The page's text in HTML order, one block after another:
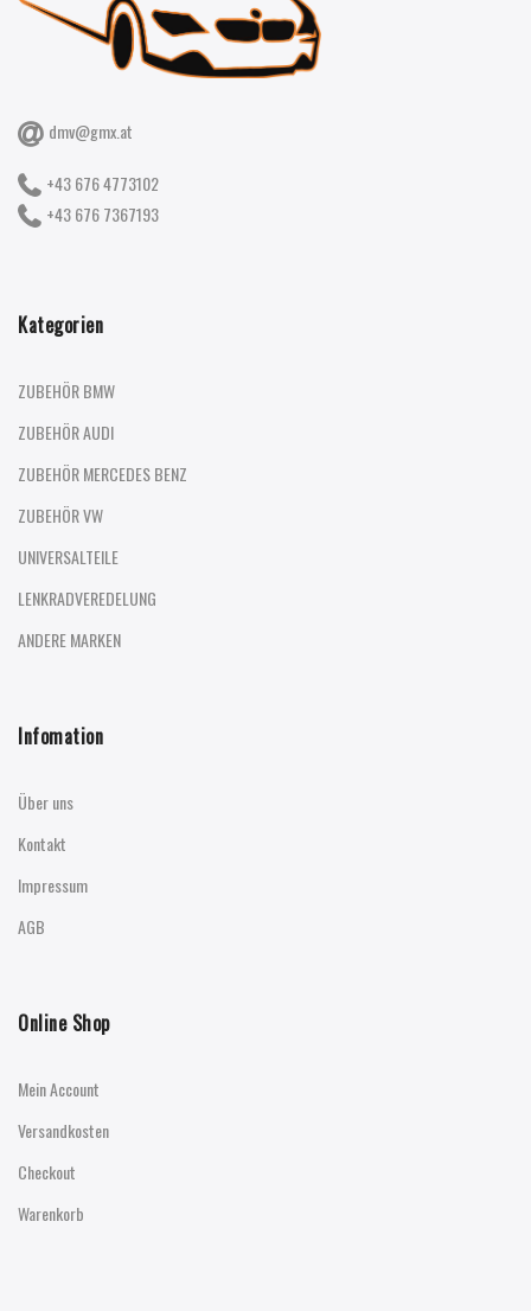
dmv@gmx.at
+43 676 4773102
+43 676 7367193
Kategorien
ZUBEHÖR BMW
ZUBEHÖR AUDI
ZUBEHÖR MERCEDES BENZ
ZUBEHÖR VW
UNIVERSALTEILE
LENKRADVEREDELUNG
ANDERE MARKEN
Infomation
Über uns
Kontakt
Impressum
AGB
Online Shop
Mein Account
Versandkosten
Checkout
Warenkorb